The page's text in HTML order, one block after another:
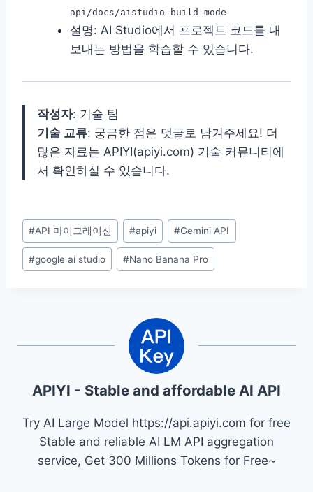
api/docs/aistudio-build-mode
설명: AI Studio에서 프로젝트 코드를 내
보내는 방법을 학습할 수 있습니다.
작성자: 기술 팀
기술 교류: 궁금한 점은 댓글로 남겨주세요! 더
많은 자료는 APIYI(apiyi.com) 기술 커뮤니티에
서 확인하실 수 있습니다.
Post
Tags:
#API 마이그레이션 #apiyi #Gemini API
#google ai studio #Nano Banana Pro
APIYI - Stable and affordable AI API
Try AI Large Model https://api.apiyi.com for free
Stable and reliable AI LM API aggregation
service, Get 300 Millions Tokens for Free~